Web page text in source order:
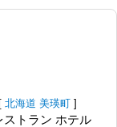
[ 北海道 美瑛町 ]
トラン ホテル